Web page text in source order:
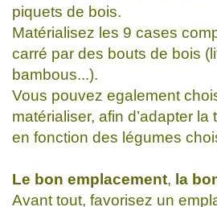
piquets de bois.
Matérialisez les 9 cases
carré par des bouts de bois
bambous...).
Vous pouvez egalement
matérialiser, afin d’adapter
en fonction des légumes
Le bon emplacement, la
Avant tout, favorisez un